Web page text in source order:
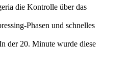
die Kontrolle über das
Phasen und schnelles
der 20. Minute wurde diese